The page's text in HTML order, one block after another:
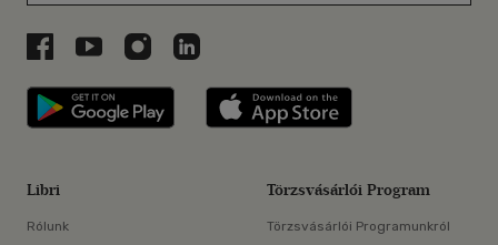
Libri a Facebookon
Libri a Youtube-on
Libri az Instagramon
Libri a LinkedInen
Libri applikáció Szerezd meg: Google
Libri
Rólunk
Törzsvásárlói Program
Törzsvásárlói Programunkról